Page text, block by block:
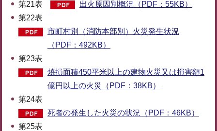
第21表
出火原因別概況（PDF：55KB）
第22表
市町村別（消防本部別）火災発生状況
（PDF：492KB）
第23表
焼損面積450平米以上の建物火災又は損害額1
億円以上の火災（PDF：38KB）
第24表
死者の発生した火災の状況（PDF：46KB）
第25表